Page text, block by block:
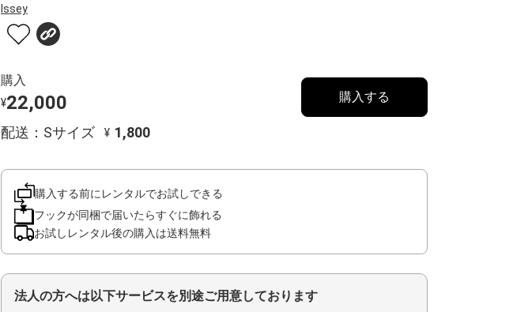
Issey
購入
¥22,000
配送：Sサイズ ¥ 1,800
購入する
購入する前にレンタルでお試しできる
フックが同梱で届いたらすぐに飾れる
お試しレンタル後の購入は送料無料
法人の方へは以下サービスを別途ご用意しております